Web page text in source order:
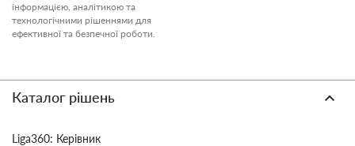
інформацією, аналітикою та
технологічними рішеннями для
ефективної та безпечної роботи.
Каталог рішень
Liga360: Керівник